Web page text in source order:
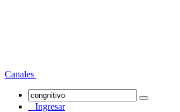
Canales
Ingresar